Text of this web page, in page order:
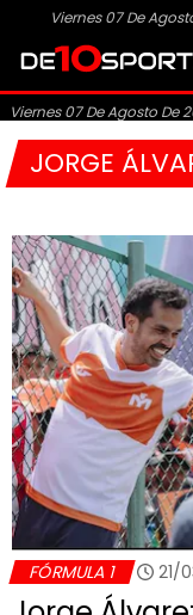
Viernes 07 De
Viernes 07 De Agosto De
JORGE
FÓRMULA 1 21/